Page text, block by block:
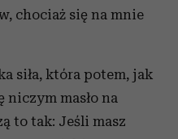
chociaż się na mnie
siła, która potem, jak
niczym masło na
to tak: Jeśli masz